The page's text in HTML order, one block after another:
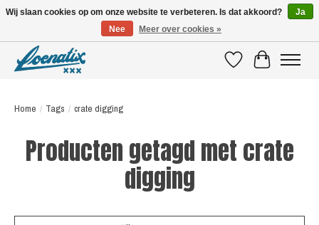
VerlanglijstWinkelwagen
Home / Tags / crate digging
Producten getagd met crate
digging
Wij slaan cookies op om onze website te verbeteren. Is dat akkoord?
Ja
Nee
Meer over cookies »